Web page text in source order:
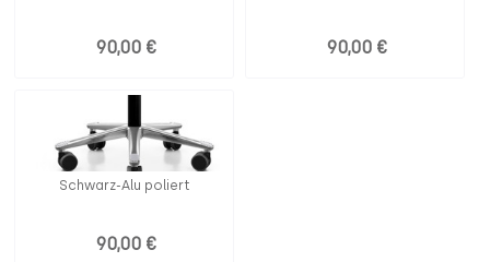
90,00 € 90,00 €
Schwarz-Alu poliert
90,00 €